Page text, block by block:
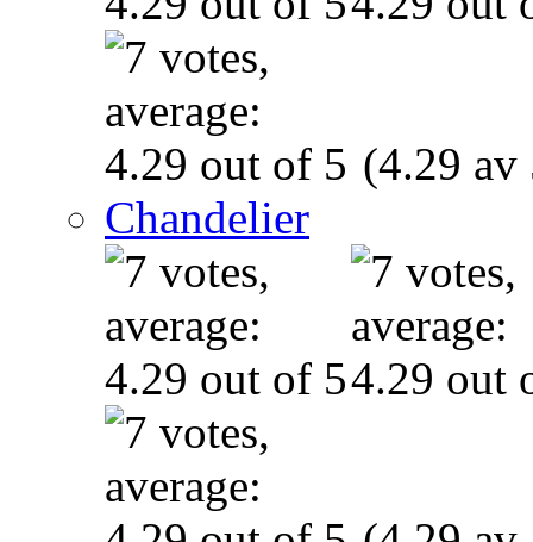
(4.29 av
Chandelier